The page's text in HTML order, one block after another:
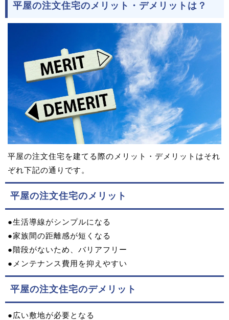
平屋の注文住宅のメリット・デメリットは？
平屋の注文住宅を建てる際のメリット・デメリットはそれ
ぞれ下記の通りです。
平屋の注文住宅のメリット
●生活導線がシンプルになる
●家族間の距離感が短くなる
●階段がないため、バリアフリー
●メンテナンス費用を抑えやすい
平屋の注文住宅のデメリット
●広い敷地が必要となる